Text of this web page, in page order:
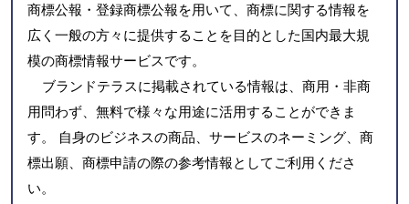
商標公報・登録商標公報を用いて、商標に関する情報を
広く一般の方々に提供することを目的とした国内最大規
模の商標情報サービスです。
ブランドテラスに掲載されている情報は、商用・非商
用問わず、無料で様々な用途に活用することができま
す。 自身のビジネスの商品、サービスのネーミング、商
標出願、商標申請の際の参考情報としてご利用くださ
い。